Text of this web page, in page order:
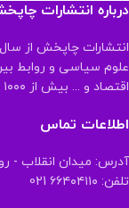
درباره انتشارات
علوم سیاسی و روابط
اقتصاد و ... بیش از ۱۰۰۰ عنوان کتاب روانه بازار نشر کرده است .
اطلاعات تماس
آدرس: میدان انقلاب -
تلفن: ۶۶۴۰۴۱۱۰ 021